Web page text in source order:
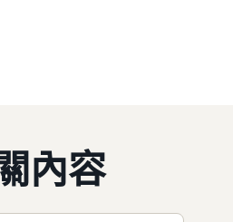
內容